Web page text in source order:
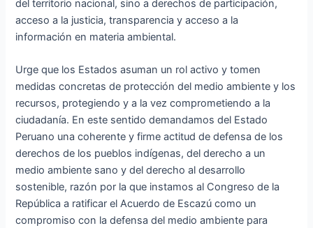
del territorio nacional, sino a derechos de participación,
acceso a la justicia, transparencia y acceso a la
información en materia ambiental.
Urge que los Estados asuman un rol activo y tomen
medidas concretas de protección del medio ambiente y los
recursos, protegiendo y a la vez comprometiendo a la
ciudadanía. En este sentido demandamos del Estado
Peruano una coherente y firme actitud de defensa de los
derechos de los pueblos indígenas, del derecho a un
medio ambiente sano y del derecho al desarrollo
sostenible, razón por la que instamos al Congreso de la
República a ratificar el Acuerdo de Escazú como un
compromiso con la defensa del medio ambiente para